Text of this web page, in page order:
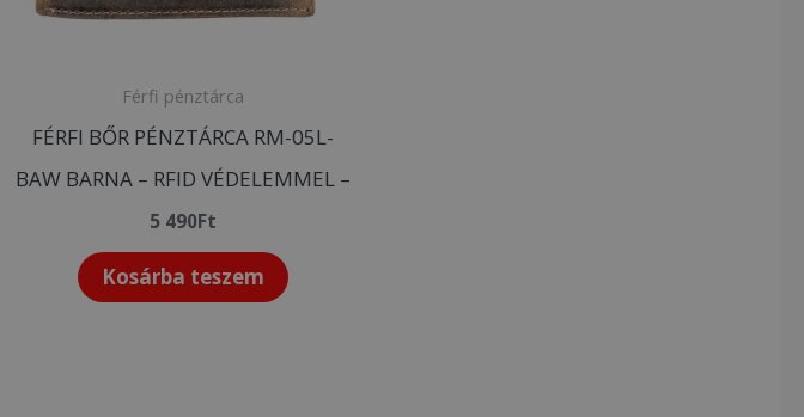
Férfi pénztárca
FÉRFI BŐR PÉNZTÁRCA RM-05L-
BAW BARNA – RFID VÉDELEMMEL –
5 490Ft
Kosárba teszem